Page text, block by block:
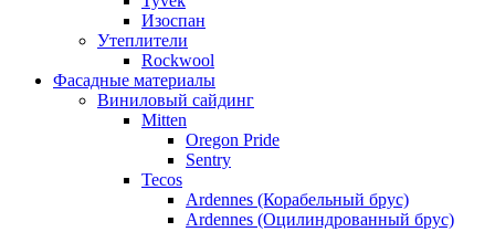
Изоспан
Утеплители
Rockwool
Фасадные материалы
Виниловый сайдинг
Mitten
Oregon Pride
Sentry
Tecos
Ardennes (Корабельный брус)
Ardennes (Оцилиндрованный брус)